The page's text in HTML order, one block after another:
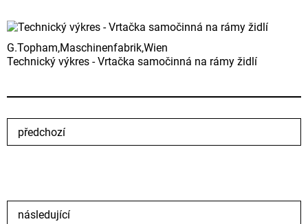
G.Topham,Maschinenfabrik,Wien
Technický výkres - Vrtačka samočinná na rámy židlí
předchozí
následující